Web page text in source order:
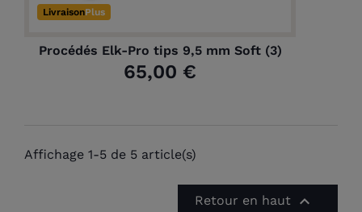
LivraisonPlus
Procédés Elk-Pro tips 9,5 mm Soft (3)
65,00 €
Affichage 1-5 de 5 article(s)
Retour en haut 